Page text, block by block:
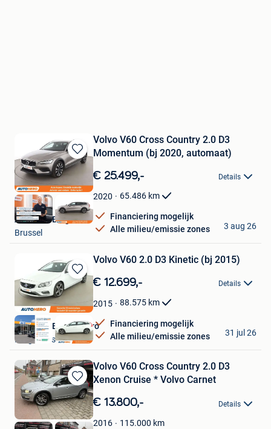
Bewaren
in
Favorieten
Volvo V60 Cross Country 2.0 D3
Momentum (bj 2020, automaat)
€ 25.499,- Details
2020 65.486 km
Financiering mogelijk
Alle milieu/emissie zones
Autohero België
Brussel
3 aug 26
Bewaren
in
Favorieten
Volvo V60 2.0 D3 Kinetic (bj 2015)
€ 12.699,- Details
2015 88.575 km
Financiering mogelijk
Alle milieu/emissie zones
Autohero Belgium Pro
Drogenbos
31 jul 26
Bewaren
in
Mijn
Favorieten
Volvo V60 Cross Country 2.0 D3
Xenon Cruise * Volvo Carnet
€ 13.800,- Details
2016 115.000 km